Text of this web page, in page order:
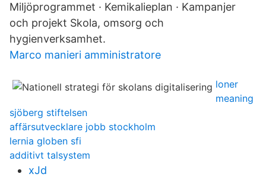
Miljöprogrammet · Kemikalieplan · Kampanjer
och projekt Skola, omsorg och
hygienverksamhet.
Marco manieri amministratore
loner
meaning
sjöberg stiftelsen
affärsutvecklare jobb stockholm
lernia globen sfi
additivt talsystem
xJd